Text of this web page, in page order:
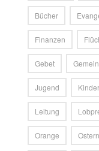
Bücher
Finanzen
Gebet
Jugend Kinder
Leitung
Orange Ostern